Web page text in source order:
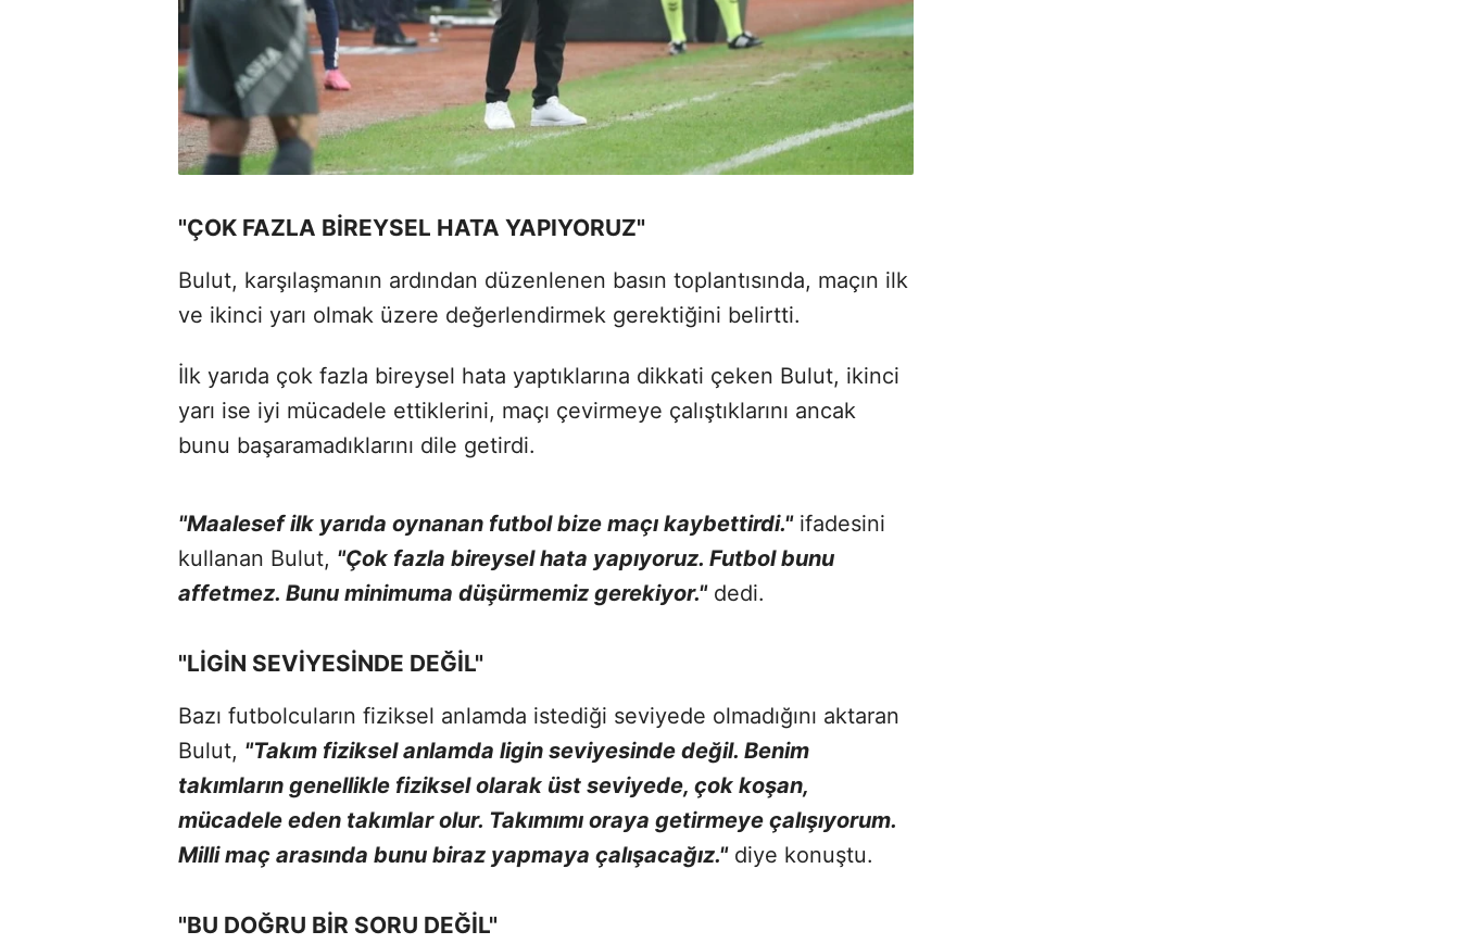
"ÇOK FAZLA BİREYSEL HATA YAPIYORUZ"
Bulut, karşılaşmanın ardından düzenlenen basın toplantısında, maçın ilk
ve ikinci yarı olmak üzere değerlendirmek gerektiğini belirtti.
İlk yarıda çok fazla bireysel hata yaptıklarına dikkati çeken Bulut, ikinci
yarı ise iyi mücadele ettiklerini, maçı çevirmeye çalıştıklarını ancak
bunu başaramadıklarını dile getirdi.
"Maalesef ilk yarıda oynanan futbol bize maçı kaybettirdi."ifadesini
kullanan Bulut, "Çok fazla bireysel hata yapıyoruz. Futbol bunu
affetmez. Bunu minimuma düşürmemiz gerekiyor."dedi.
"LİGİN SEVİYESİNDE DEĞİL"
Bazı futbolcuların fiziksel anlamda istediği seviyede olmadığını aktaran
Bulut, "Takım fiziksel anlamda ligin seviyesinde değil. Benim
takımların genellikle fiziksel olarak üst seviyede, çok koşan,
mücadele eden takımlar olur. Takımımı oraya getirmeye çalışıyorum.
Milli maç arasında bunu biraz yapmaya çalışacağız."diye konuştu.
"BU DOĞRU BİR SORU DEĞİL"